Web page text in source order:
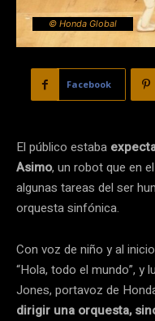
© Honda Global
Facebook
El público estaba
Asimo, un robot que en el
algunas tareas del ser
orquesta sinfónica.
Con voz de niño y al
“Hola, todo el mundo”, y
Jones, portavoz de
dirigir una orquesta,